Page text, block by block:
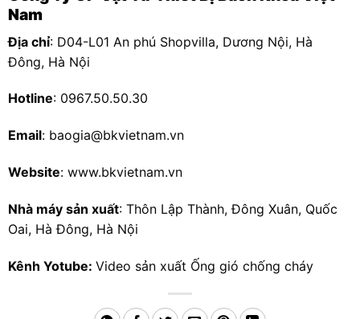
Nam
Địa chỉ: D04-L01 An phú Shopvilla, Dương Nội, Hà
Đông, Hà Nội
Hotline: 0967.50.50.30
Email: baogia@bkvietnam.vn
Website: www.bkvietnam.vn
Nhà máy sản xuất: Thôn Lập Thành, Đông Xuân, Quốc
Oai, Hà Đông, Hà Nội
Kênh Yotube: Video sản xuất Ống gió chống cháy